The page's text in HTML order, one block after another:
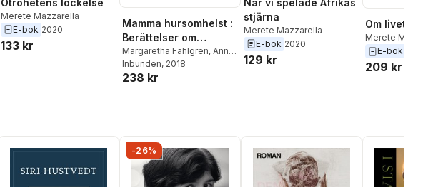
Merete Mazzarella
E-bok 2020
133 kr
Mamma hursomhelst :
Berättelser om
moderskap
Margaretha Fahlgren, Anna
Williams,Aase Berg
Dahl, Emma
Lenemark
Eriksson ,Merete
Mazzarella,Cilla Naumann
Cecilia Pettersson,
Inbunden, 2018
238 kr
stjärna
Merete Mazzarella
E-bok 2020
129 kr
Om livets
Merete
E-bok
209 kr
-26%